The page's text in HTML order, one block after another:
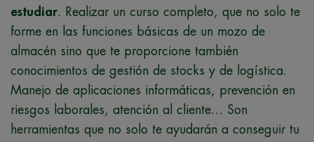
estudiar. Realizar un curso completo, que no solo te
forme en las funciones básicas de un mozo de
almacén sino que te proporcione también
conocimientos de gestión de stocks y de logística.
Manejo de aplicaciones informáticas, prevención en
riesgos laborales, atención al cliente… Son
herramientas que no solo te ayudarán a conseguir tu